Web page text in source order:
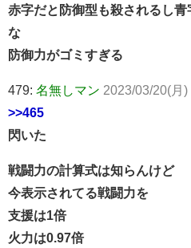
赤字だと防御型も殺されるし
な
防御力がゴミすぎる
479: 名無しマン 2023/03/20(月
>>465
閃いた
戦闘力の計算式は知らんけど
今表示されてる戦闘力を
支援は1倍
火力は0.97倍